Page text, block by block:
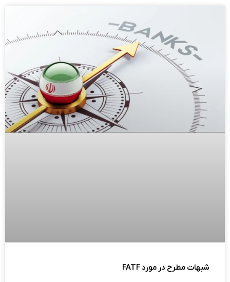
شبهات مطرح در مورد FATF